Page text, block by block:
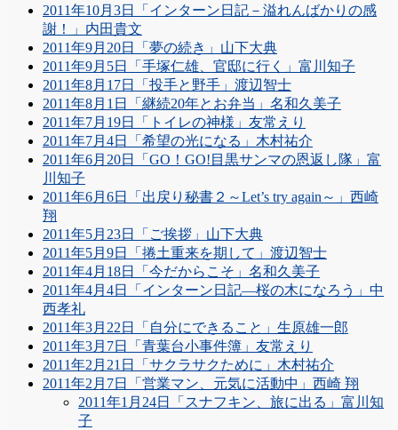
2011年10月3日「インターン日記－溢れんばかりの感
謝！」内田貴文
2011年9月20日「夢の続き」山下大典
2011年9月5日「手塚仁雄、官邸に行く」富川知子
2011年8月17日「投手と野手」渡辺智士
2011年8月1日「継続20年とお弁当」名和久美子
2011年7月19日「トイレの神様」友常えり
2011年7月4日「希望の光になる」木村祐介
2011年6月20日「GO！GO!目黒サンマの恩返し隊」富
川知子
2011年6月6日「出戻り秘書２～Let’s try again～」西崎
翔
2011年5月23日「ご挨拶」山下大典
2011年5月9日「捲土重来を期して」渡辺智士
2011年4月18日「今だからこそ」名和久美子
2011年4月4日「インターン日記―桜の木になろう」中
西孝礼
2011年3月22日「自分にできること」生原雄一郎
2011年3月7日「青葉台小事件簿」友常えり
2011年2月21日「サクラサクために」木村祐介
2011年2月7日「営業マン、元気に活動中」西崎 翔
2011年1月24日「スナフキン、旅に出る」富川知
子